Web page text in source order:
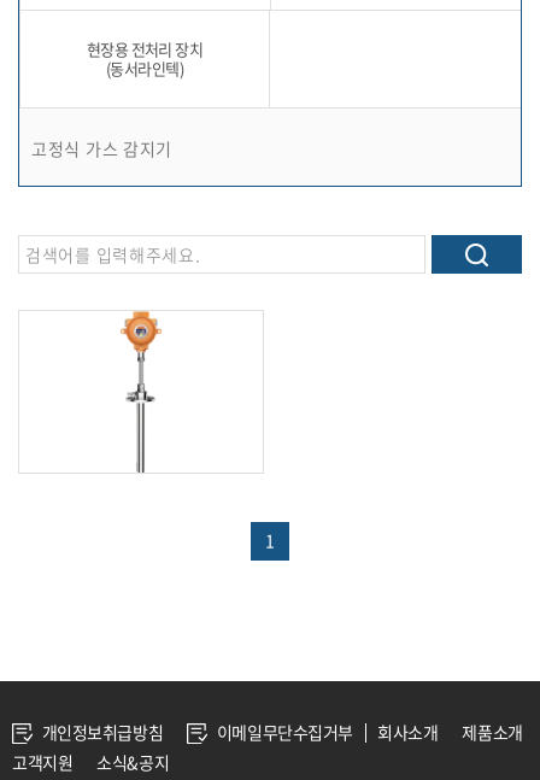
현장용 전처리 장치
(동서라인텍)
고정식 가스 감지기
1
개인정보취급방침 이메일무단수집거부 회사소개
제품소개
고객지원
소식&공지